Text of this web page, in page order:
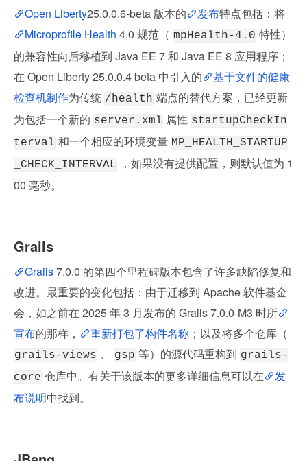
Open Liberty25.0.0.6-beta 版本的 发布特点包括：将
Microprofile Health 4.0 规范（ mpHealth-4.0 特性）
的兼容性向后移植到 Java EE 7 和 Java EE 8 应用程序；
在 Open Liberty 25.0.0.4 beta 中引入的
基于文件的健康
检查机制作为传统 /health 端点的替代方案，已经更新
为包括一个新的 server.xml 属性 startupCheckIn
terval 和一个相应的环境变量 MP_HEALTH_STARTUP
_CHECK_INTERVAL
，如果没有提供配置，则默认值为 1
00 毫秒。
Grails
Grails 7.0.0 的第四个里程碑版本包含了许多缺陷修复和
改进。最重要的变化包括：由于迁移到 Apache 软件基金
会，如之前在 2025 年 3 月发布的 Grails 7.0.0-M3 时所
宣布的那样， 重新打包了构件名称
grails-views 、 gsp 等）的源代码重构到 grails-
core 仓库中。有关于该版本的更多详细信息可以在
发
布说明中找到。